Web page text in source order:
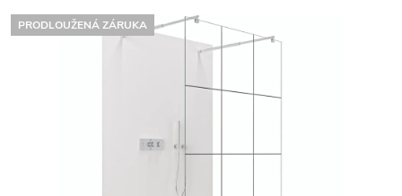
PRODLOUŽENÁ ZÁRUKA